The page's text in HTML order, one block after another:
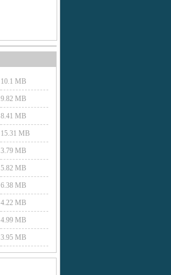
10.1 MB
9.82 MB
8.41 MB
15.31 MB
3.79 MB
5.82 MB
6.38 MB
4.22 MB
4.99 MB
3.95 MB